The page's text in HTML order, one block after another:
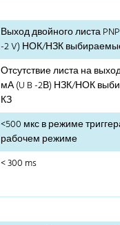
Выход двойного листа
-2 V) НОК/НЗК
Отсутствие листа на
мА (U B -2В) НЗК/НОК
КЗ
<500 мкс в режиме
рабочем режиме
< 300 ms